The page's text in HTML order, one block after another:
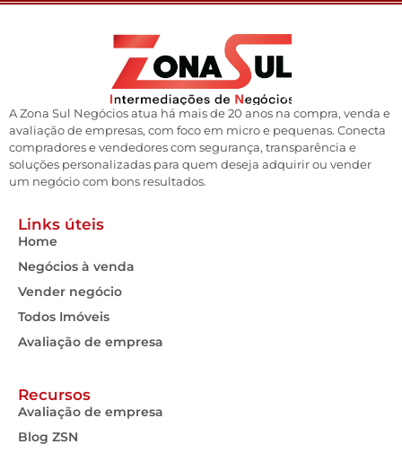
A Zona Sul Negócios atua há mais de 20 anos na compra, venda e
avaliação de empresas, com foco em micro e pequenas. Conecta
compradores e vendedores com segurança, transparência e
soluções personalizadas para quem deseja adquirir ou vender
um negócio com bons resultados.
Links úteis
Home
Negócios à venda
Vender negócio
Todos Imóveis
Avaliação de empresa
Recursos
Avaliação de empresa
Blog ZSN